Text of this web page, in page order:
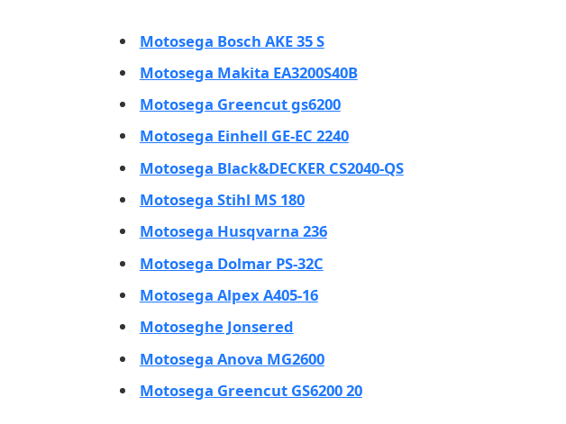
Motosega Bosch AKE 35 S
Motosega Makita EA3200S40B
Motosega Greencut gs6200
Motosega Einhell GE-EC 2240
Motosega Black&DECKER CS2040-QS
Motosega Stihl MS 180
Motosega Husqvarna 236
Motosega Dolmar PS-32C
Motosega Alpex A405-16
Motoseghe Jonsered
Motosega Anova MG2600
Motosega Greencut GS6200 20